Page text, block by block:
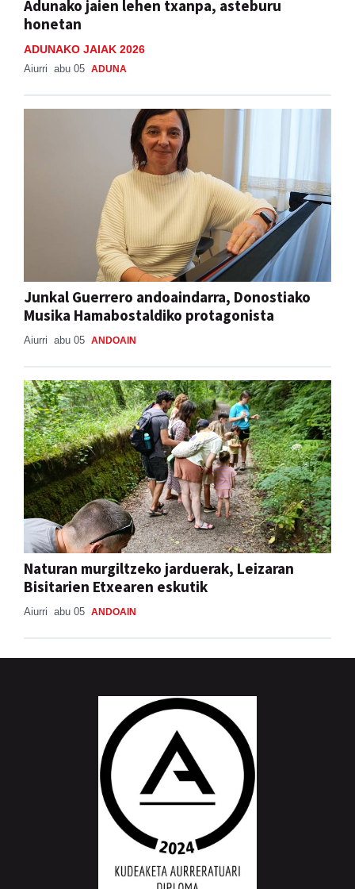
ADUNAKO JAIAK 2026
Junkal Guerrero andoaindarra, Donostiako
Musika Hamabostaldiko protagonista
Aiurri abu 05 ANDOAIN
Naturan murgiltzeko jarduerak, Leizaran
Bisitarien Etxearen eskutik
Aiurri abu 05 ANDOAIN